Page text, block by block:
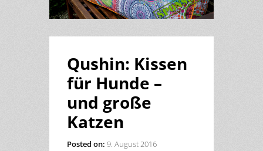
Qushin: Kissen
für Hunde –
und große
Katzen
Posted on: 9. August 2016